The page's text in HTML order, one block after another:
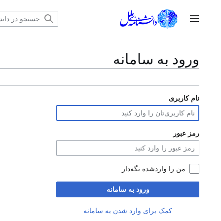
منوی اصلی
ورود به سامانه
نام کاربری
رمز عبور
من را واردشده نگه‌دار
ورود به سامانه
کمک برای وارد شدن به سامانه